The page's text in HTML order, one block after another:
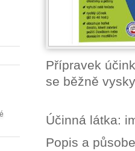
Přípravek
se běžně
Účinná látka:
Popis a